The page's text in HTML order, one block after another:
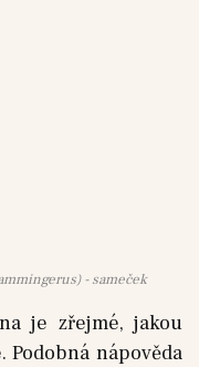
- sameček
je zřejmé, jakou
nápověda